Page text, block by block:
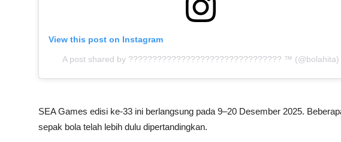
View this post on Instagram
A post shared by ???????????????????????????????? ™ (@bolahita)
SEA Games edisi ke-33 ini berlangsung pada 9–20 Desember 2025.
sepak bola telah lebih dulu dipertandingkan.